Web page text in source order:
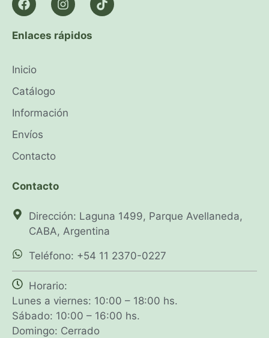
Enlaces rápidos
Inicio
Catálogo
Información
Envíos
Contacto
Contacto
Dirección: Laguna 1499, Parque Avellaneda,
CABA, Argentina
Teléfono: +54 11 2370-0227
Horario:
Lunes a viernes: 10:00 – 18:00 hs.
Sábado: 10:00 – 16:00 hs.
Domingo: Cerrado